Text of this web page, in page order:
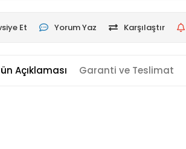
Et Yorum Yaz Karşılaştır
Açıklaması Garanti ve Teslimat